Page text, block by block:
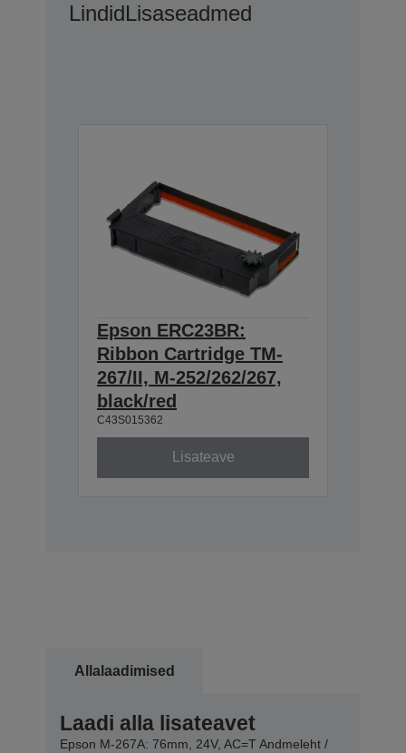
LindidLisaseadmed
Epson ERC23BR:
Ribbon Cartridge TM-
267/II, M-252/262/267,
black/red
C43S015362
Lisateave
Allalaadimised
Laadi alla lisateavet
Epson M-267A: 76mm, 24V, AC=T Andmeleht /